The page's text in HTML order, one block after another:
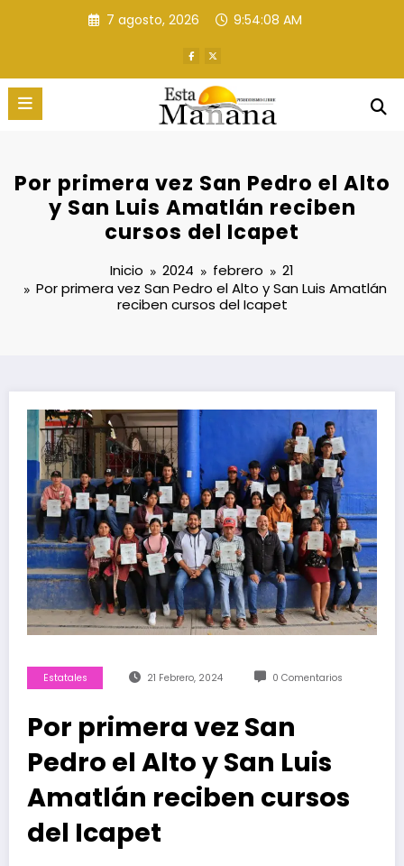
7 agosto, 2026 9:54:09 AM
Por primera vez San Pedro el Alto
y San Luis Amatlán reciben
cursos del Icapet
Inicio 2024 febrero
21
Por primera vez San Pedro el Alto y San Luis Amatlán
reciben cursos del Icapet
Estatales 21 Febrero, 2024 0 Comentarios
Por primera vez San
Pedro el Alto y San Luis
Amatlán reciben cursos
del Icapet